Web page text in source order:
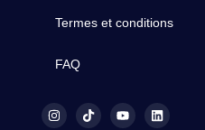
Termes et conditions
FAQ